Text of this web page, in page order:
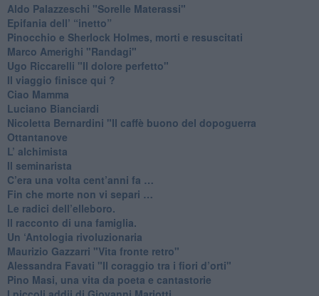
​Aldo Palazzeschi "Sorelle Materassi"
​Epifania dell’ “inetto”
Pinocchio e Sherlock Holmes, morti e resuscitati
​Marco Amerighi "Randagi"
Ugo Riccarelli "Il dolore perfetto"
​Il viaggio finisce qui ?
​Ciao Mamma
​Luciano Bianciardi
​Nicoletta Bernardini "Il caffè buono del dopoguerra
​Ottantanove
​L’ alchimista
Il seminarista
​C’era una volta cent’anni fa …
​Fin che morte non vi separi …
​Le radici dell’elleboro.
​Il racconto di una famiglia.
Un ‘Antologia rivoluzionaria
​Maurizio Gazzarri "Vita fronte retro"
​Alessandra Favati "Il coraggio tra i fiori d’orti"
​Pino Masi, una vita da poeta e cantastorie